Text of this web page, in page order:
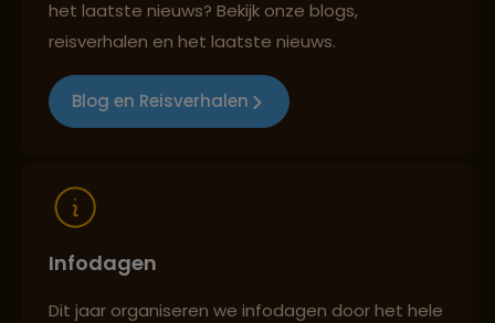
Reizen met oog voor mens, cultuur en milieu
het laatste nieuws? Bekijk onze blogs,
reisverhalen en het laatste nieuws.
Blog en Reisverhalen
Infodagen
Dit jaar organiseren we infodagen door het hele